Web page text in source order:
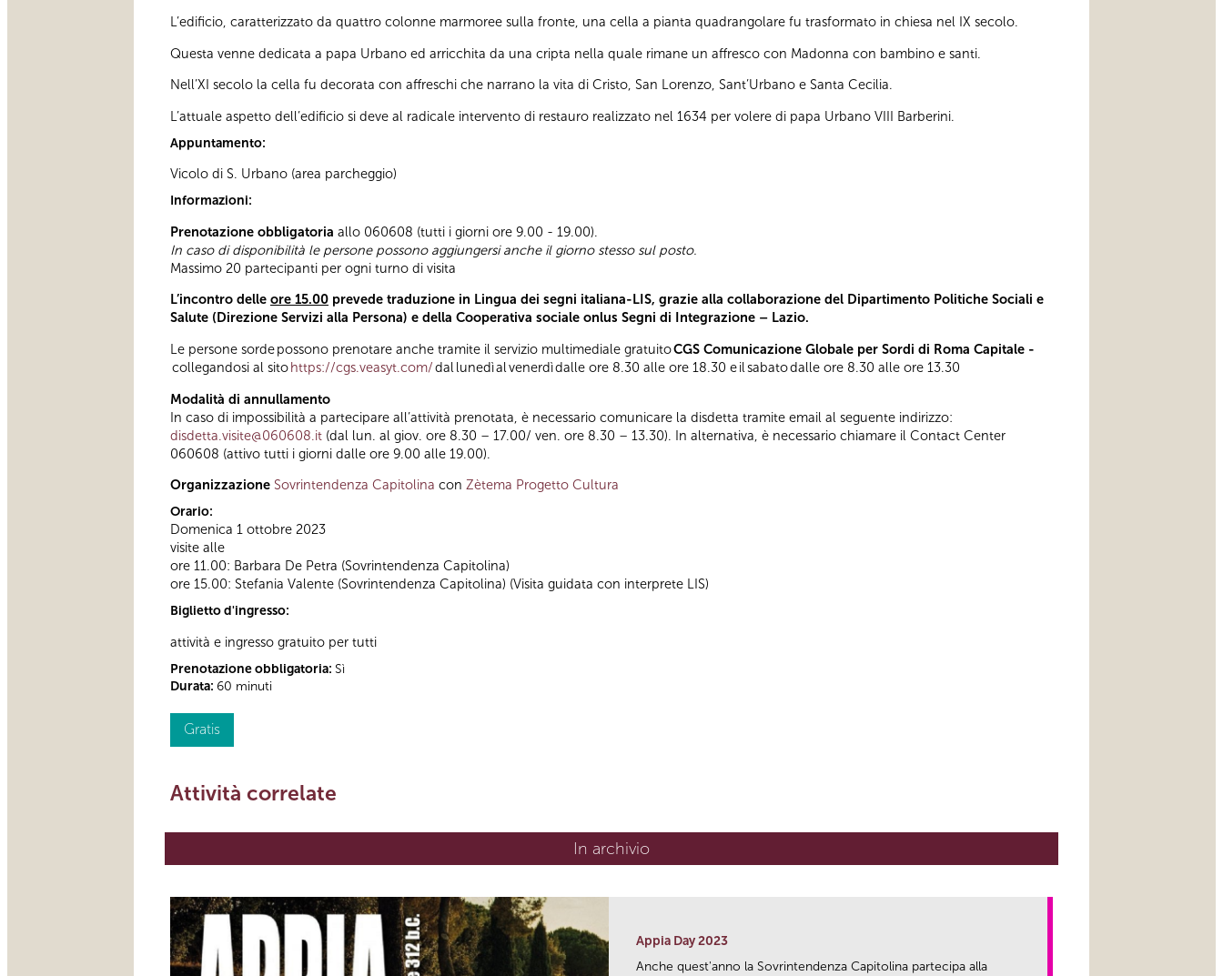
L’edificio, caratterizzato da quattro colonne marmoree sulla fronte, una cella a pianta quadrangolare fu trasformato in chiesa nel IX secolo.
Questa venne dedicata a papa Urbano ed arricchita da una cripta nella quale rimane un affresco con Madonna con bambino e santi.
Nell’XI secolo la cella fu decorata con affreschi che narrano la vita di Cristo, San Lorenzo, Sant’Urbano e Santa Cecilia.
L’attuale aspetto dell’edificio si deve al radicale intervento di restauro realizzato nel 1634 per volere di papa Urbano VIII Barberini.
Appuntamento:
Vicolo di S. Urbano (area parcheggio)
Informazioni:
Prenotazione obbligatoria allo 060608 (tutti i giorni ore 9.00 - 19.00).
In caso di disponibilità le persone possono aggiungersi anche il giorno stesso sul posto.
Massimo 20 partecipanti per ogni turno di visita
L’incontro delle ore 15.00 prevede traduzione in Lingua dei segni italiana-LIS, grazie alla collaborazione del Dipartimento Politiche Sociali e
Salute (Direzione Servizi alla Persona) e della Cooperativa sociale onlus Segni di Integrazione – Lazio.
Le persone sorde possono prenotare anche tramite il servizio multimediale gratuitoCGS Comunicazione Globale per Sordi di Roma Capitale -
collegandosi al sitohttps://cgs.veasyt.com/dal lunedì al venerdì dalle ore 8.30 alle ore 18.30 e il sabato dalle ore 8.30 alle ore 13.30
Modalità di annullamento
In caso di impossibilità a partecipare all’attività prenotata, è necessario comunicare la disdetta tramite email al seguente indirizzo:
disdetta.visite@060608.it (dal lun. al giov. ore 8.30 – 17.00/ ven. ore 8.30 – 13.30). In alternativa, è necessario chiamare il Contact Center
060608 (attivo tutti i giorni dalle ore 9.00 alle 19.00).
Organizzazione Sovrintendenza Capitolina con Zètema Progetto Cultura
Orario:
Domenica 1 ottobre 2023
visite alle
ore 11.00: Barbara De Petra (Sovrintendenza Capitolina)
ore 15.00: Stefania Valente (Sovrintendenza Capitolina) (Visita guidata con interprete LIS)
Biglietto d'ingresso:
attività e ingresso gratuito per tutti
Prenotazione obbligatoria: Sì
Durata: 60 minuti
Gratis
Attività correlate
In archivio
Appia Day 2023
Anche quest'anno la Sovrintendenza Capitolina partecipa alla